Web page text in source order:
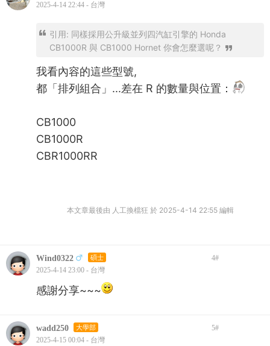
2025-4-14 22:44 - 台灣
引用: 同樣採用公升級並列四汽缸引擎的 Honda
CB1000R 與 CB1000 Hornet 你會怎麼選呢？
我看內容的這些型號,
都「排列組合」...差在 R 的數量與位置：
CB1000
CB1000R
CBR1000RR
本文章最後由 人工換檔狂 於 2025-4-14 22:55 編輯
Wind0322 碩士 4#
2025-4-14 23:00 - 台灣
感謝分享~~~
wadd250 大學部 5#
2025-4-15 00:04 - 台灣